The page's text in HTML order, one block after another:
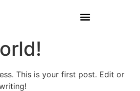
This is your first post. Edit or